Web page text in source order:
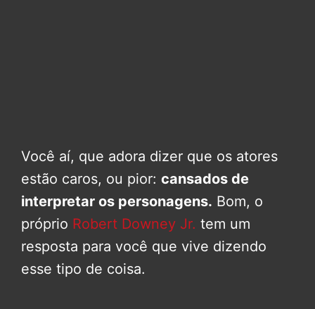
Você aí, que adora dizer que os atores
estão caros, ou pior: cansados de
interpretar os personagens. Bom, o
próprio Robert Downey Jr. tem um
resposta para você que vive dizendo
esse tipo de coisa.